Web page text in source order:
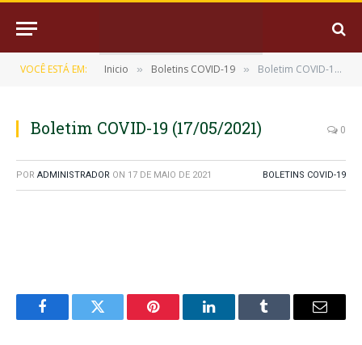
VOCÊ ESTÁ EM: Inicio » Boletins COVID-19 » Boletim COVID-19 (17/05/2021)
Boletim COVID-19 (17/05/2021) 0
POR ADMINISTRADOR ON 17 DE MAIO DE 2021 BOLETINS COVID-19
FacebookTwitter Pinterest LinkedInTumblr
E-